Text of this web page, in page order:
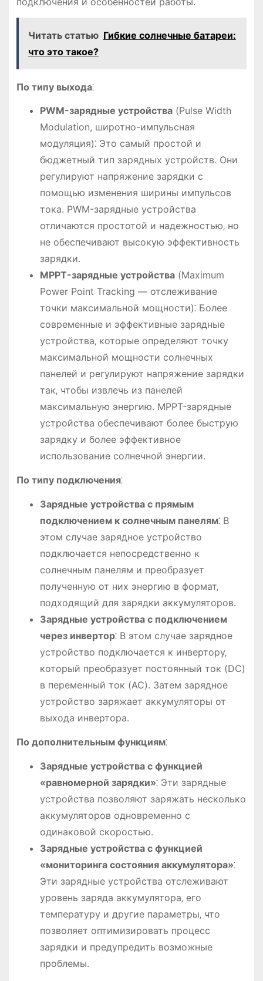
Читать статью Гибкие солнечные батареи:
что это такое?
По типу выхода⁚
PWM-зарядные устройства(Pulse Width
Modulation, широтно-импульсная
модуляция)⁚ Это самый простой и
бюджетный тип зарядных устройств․ Они
регулируют напряжение зарядки с
помощью изменения ширины импульсов
тока․ PWM-зарядные устройства
отличаются простотой и надежностью‚ но
не обеспечивают высокую эффективность
зарядки․
MPPT-зарядные устройства(Maximum
Power Point Tracking — отслеживание
точки максимальной мощности)⁚ Более
современные и эффективные зарядные
устройства‚ которые определяют точку
максимальной мощности солнечных
панелей и регулируют напряжение зарядки
так‚ чтобы извлечь из панелей
максимальную энергию․ MPPT-зарядные
устройства обеспечивают более быструю
зарядку и более эффективное
использование солнечной энергии․
По типу подключения⁚
Зарядные устройства с прямым
подключением к солнечным панелям⁚ В
этом случае зарядное устройство
подключается непосредственно к
солнечным панелям и преобразует
полученную от них энергию в формат‚
подходящий для зарядки аккумуляторов․
Зарядные устройства с подключением
через инвертор⁚ В этом случае зарядное
устройство подключается к инвертору‚
который преобразует постоянный ток (DC)
в переменный ток (AC)․ Затем зарядное
устройство заряжает аккумуляторы от
выхода инвертора․
По дополнительным функциям⁚
Зарядные устройства с функцией
«равномерной зарядки»⁚ Эти зарядные
устройства позволяют заряжать несколько
аккумуляторов одновременно с
одинаковой скоростью․
Зарядные устройства с функцией
«мониторинга состояния аккумулятора»⁚
Эти зарядные устройства отслеживают
уровень заряда аккумулятора‚ его
температуру и другие параметры‚ что
позволяет оптимизировать процесс
зарядки и предупредить возможные
проблемы․